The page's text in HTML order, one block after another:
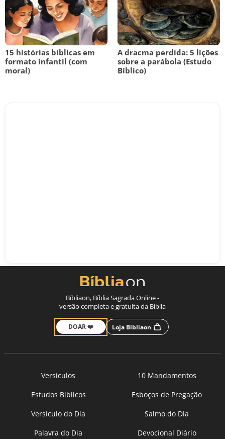
15 histórias bíblicas em
formato infantil (com
moral)
A dracma perdida: 5 lições
sobre a parábola (Estudo
Bíblico)
Bíbliaon, Bíblia Sagrada Online -
versão completa e gratuita da Bíblia
DOAR ❤️ Loja Bíbliaon
Versículos
10 Mandamentos
Estudos Bíblicos
Esboços de Pregação
Versículo do Dia
Salmo do Dia
Palavra do Dia
Devocional Diário